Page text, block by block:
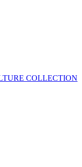
COLLECTION